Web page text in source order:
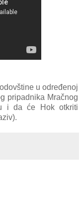
u određenoj
pripadnika Mračnog
i da će Hok otkriti